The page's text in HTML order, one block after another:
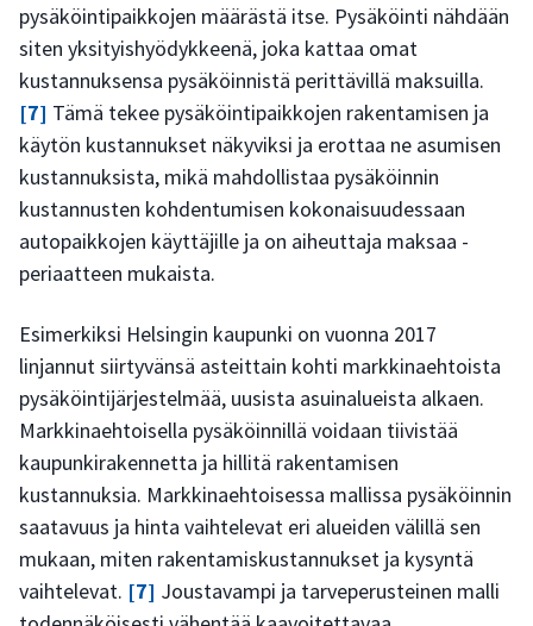
pysäköintipaikkojen määrästä itse. Pysäköinti nähdään
siten yksityishyödykkeenä, joka kattaa omat
kustannuksensa pysäköinnistä perittävillä maksuilla.
[7] Tämä tekee pysäköintipaikkojen rakentamisen ja
käytön kustannukset näkyviksi ja erottaa ne asumisen
kustannuksista, mikä mahdollistaa pysäköinnin
kustannusten kohdentumisen kokonaisuudessaan
autopaikkojen käyttäjille ja on aiheuttaja maksaa -
periaatteen mukaista.
Esimerkiksi Helsingin kaupunki on vuonna 2017
linjannut siirtyvänsä asteittain kohti markkinaehtoista
pysäköintijärjestelmää, uusista asuinalueista alkaen.
Markkinaehtoisella pysäköinnillä voidaan tiivistää
kaupunkirakennetta ja hillitä rakentamisen
kustannuksia. Markkinaehtoisessa mallissa pysäköinnin
saatavuus ja hinta vaihtelevat eri alueiden välillä sen
mukaan, miten rakentamiskustannukset ja kysyntä
vaihtelevat. [7] Joustavampi ja tarveperusteinen malli